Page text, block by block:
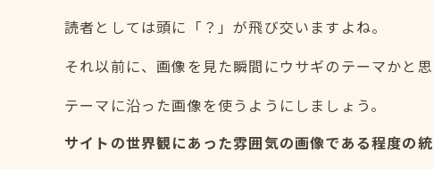
読者としては頭に「？」が飛び交いますよね。
それ以前に、画像を見た瞬間にウサギのテーマかと
テーマに沿った画像を使うようにしましょう。
サイトの世界観にあった雰囲気の画像である程度の